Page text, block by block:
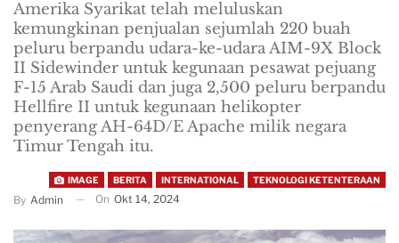
Amerika Syarikat telah meluluskan
kemungkinan penjualan sejumlah 220 buah
peluru berpandu udara-ke-udara AIM-9X Block
II Sidewinder untuk kegunaan pesawat pejuang
F-15 Arab Saudi dan juga 2,500 peluru berpandu
Hellfire II untuk kegunaan helikopter
penyerang AH-64D/E Apache milik negara
Timur Tengah itu.
IMAGE BERITA INTERNATIONAL TEKNOLOGI KETENTERAAN
By Admin On Okt 14, 2024